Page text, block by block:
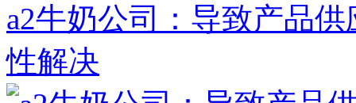
a2牛奶公司：导致产品
性解决